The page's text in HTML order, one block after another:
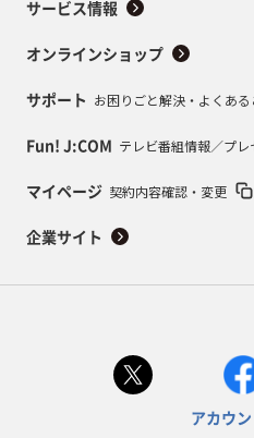
サービス情報
オンラインショップ
サポート お困りごと解決・よくあ
Fun! J:COM テレビ番組情報／プ
マイページ 契約内容確認・変更
企業サイト
アカウ